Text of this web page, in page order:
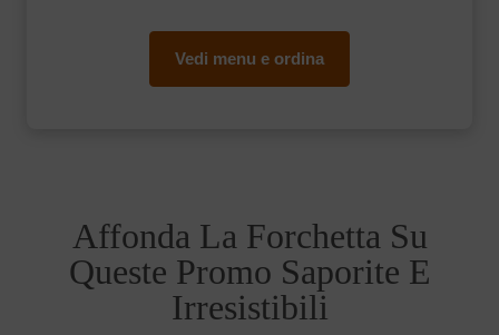
Vedi menu e ordina
Affonda La Forchetta Su
Queste Promo Saporite E
Irresistibili